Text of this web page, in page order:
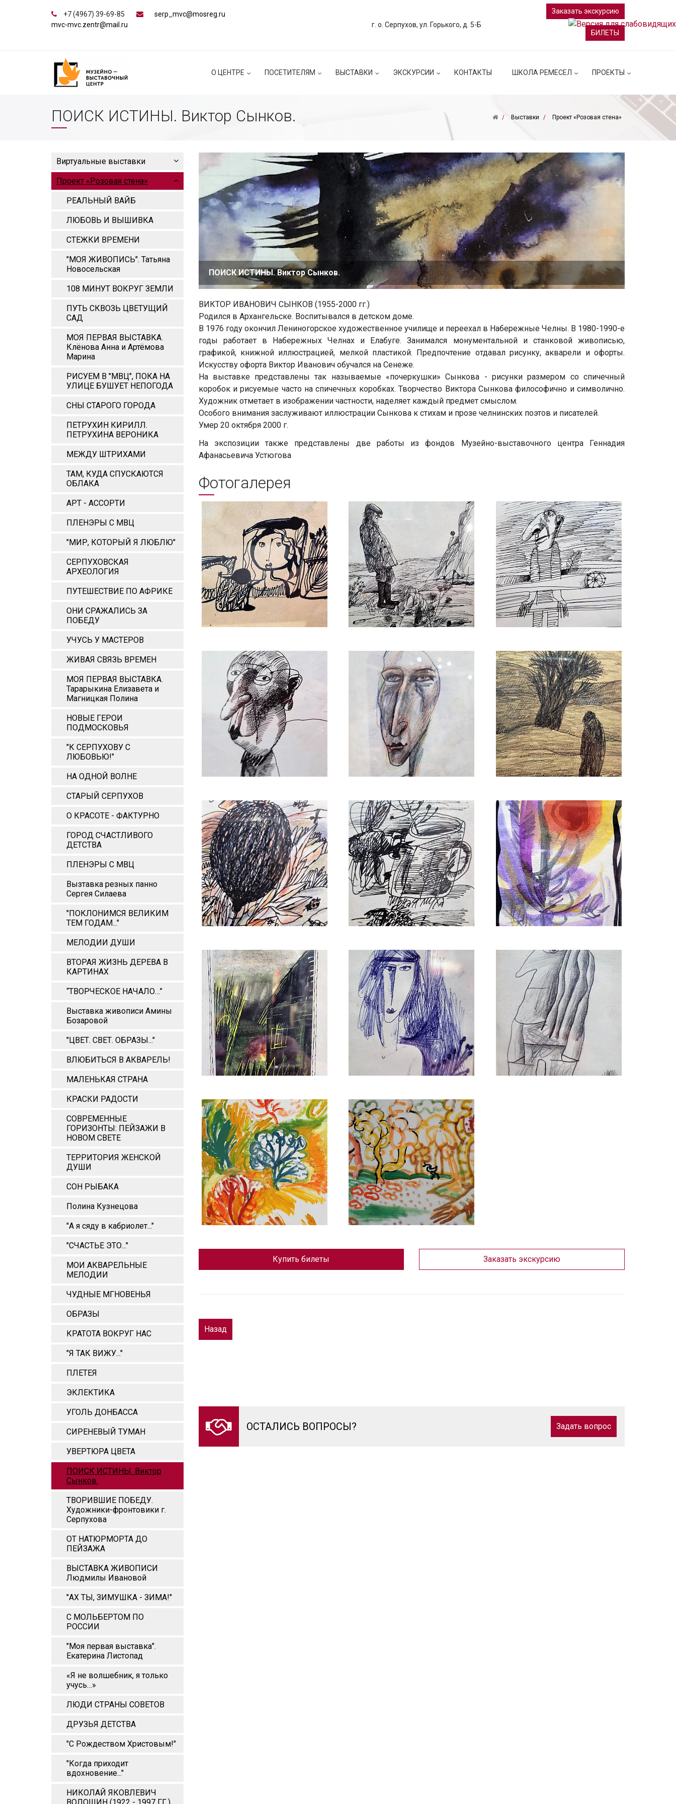
+7 (4967) 39-69-85
serp_mvc@mosreg.ru
mvc-mvc.zentr@mail.ru
г. о. Серпухов, ул. Горького, д. 5-Б
Заказать экскурсию
БИЛЕТЫ
О ЦЕНТРЕ ПОСЕТИТЕЛЯМ ВЫСТАВКИ ЭКСКУРСИИ КОНТАКТЫ ШКОЛА РЕМЕСЕЛ ПРОЕКТЫ
ПОИСК ИСТИНЫ. Виктор Сынков. Выставки Проект «Розовая стена»
Виртуальные выставки
Проект «Розовая стена»
РЕАЛЬНЫЙ ВАЙБ
ЛЮБОВЬ И ВЫШИВКА
СТЕЖКИ ВРЕМЕНИ
"МОЯ ЖИВОПИСЬ". Татьяна
Новосельская
108 МИНУТ ВОКРУГ ЗЕМЛИ
ПУТЬ СКВОЗЬ ЦВЕТУЩИЙ
САД
МОЯ ПЕРВАЯ ВЫСТАВКА.
Клёнова Анна и Артёмова
Марина
РИСУЕМ В "МВЦ", ПОКА НА
УЛИЦЕ БУШУЕТ НЕПОГОДА
СНЫ СТАРОГО ГОРОДА
ПЕТРУХИН КИРИЛЛ.
ПЕТРУХИНА ВЕРОНИКА
МЕЖДУ ШТРИХАМИ
ТАМ, КУДА СПУСКАЮТСЯ
ОБЛАКА
АРТ - АССОРТИ
ПЛЕНЭРЫ С МВЦ
"МИР, КОТОРЫЙ Я ЛЮБЛЮ"
СЕРПУХОВСКАЯ
АРХЕОЛОГИЯ
ПУТЕШЕСТВИЕ ПО АФРИКЕ
ОНИ СРАЖАЛИСЬ ЗА
ПОБЕДУ
УЧУСЬ У МАСТЕРОВ
ЖИВАЯ СВЯЗЬ ВРЕМЕН
МОЯ ПЕРВАЯ ВЫСТАВКА.
Тарарыкина Елизавета и
Магницкая Полина
НОВЫЕ ГЕРОИ
ПОДМОСКОВЬЯ
"К СЕРПУХОВУ С
ЛЮБОВЬЮ!"
НА ОДНОЙ ВОЛНЕ
СТАРЫЙ СЕРПУХОВ
О КРАСОТЕ - ФАКТУРНО
ГОРОД СЧАСТЛИВОГО
ДЕТСТВА
ПЛЕНЭРЫ С МВЦ
Вызтавка резных панно
Сергея Силаева
"ПОКЛОНИМСЯ ВЕЛИКИМ
ТЕМ ГОДАМ..."
МЕЛОДИИ ДУШИ
ВТОРАЯ ЖИЗНЬ ДЕРЕВА В
КАРТИНАХ
“ТВОРЧЕСКОЕ НАЧАЛО…”
Выставка живописи Амины
Бозаровой
"ЦВЕТ. СВЕТ. ОБРАЗЫ..."
ВЛЮБИТЬСЯ В АКВАРЕЛЬ!
МАЛЕНЬКАЯ СТРАНА
КРАСКИ РАДОСТИ
СОВРЕМЕННЫЕ
ГОРИЗОНТЫ: ПЕЙЗАЖИ В
НОВОМ СВЕТЕ
ТЕРРИТОРИЯ ЖЕНСКОЙ
ДУШИ
СОН РЫБАКА
Полина Кузнецова
"А я сяду в кабриолет..."
"СЧАСТЬЕ ЭТО..."
МОИ АКВАРЕЛЬНЫЕ
МЕЛОДИИ
ЧУДНЫЕ МГНОВЕНЬЯ
ОБРАЗЫ
КРАТОТА ВОКРУГ НАС
"Я ТАК ВИЖУ..."
ПЛЕТЕЯ
ЭКЛЕКТИКА
УГОЛЬ ДОНБАССА
СИРЕНЕВЫЙ ТУМАН
УВЕРТЮРА ЦВЕТА
ПОИСК ИСТИНЫ. Виктор
Сынков.
ТВОРИВШИЕ ПОБЕДУ.
Художники-фронтовики г.
Серпухова
ОТ НАТЮРМОРТА ДО
ПЕЙЗАЖА
ВЫСТАВКА ЖИВОПИСИ
Людмилы Ивановой
"АХ ТЫ, ЗИМУШКА - ЗИМА!"
С МОЛЬБЕРТОМ ПО
РОССИИ
"Моя первая выставка".
Екатерина Листопад
«Я не волшебник, я только
учусь…»
ЛЮДИ СТРАНЫ СОВЕТОВ
ДРУЗЬЯ ДЕТСТВА
"С Рождеством Христовым!"
"Когда приходит
вдохновение..."
НИКОЛАЙ ЯКОВЛЕВИЧ
ПОИСК ИСТИНЫ. Виктор Сынков.
ВИКТОР ИВАНОВИЧ СЫНКОВ (1955-2000 гг.)
Родился в Архангельске. Воспитывался в детском доме.
В 1976 году окончил Лениногорское художественное училище и переехал в Набережные Челны. В 1980-1990-е
годы работает в Набережных Челнах и Елабуге. Занимался монументальной и станковой живописью,
графикой, книжной иллюстрацией, мелкой пластикой. Предпочтение отдавал рисунку, акварели и офорты.
Искусству офорта Виктор Иванович обучался на Сенеже.
На выставке представлены так называемые «почеркушки» Сынкова - рисунки размером со спичечный
коробок и рисуемые часто на спичечных коробках. Творчество Виктора Сынкова философично и символично.
Художник отметает в изображении частности, наделяет каждый предмет смыслом.
Особого внимания заслуживают иллюстрации Сынкова к стихам и прозе челнинских поэтов и писателей.
Умер 20 октября 2000 г.
На экспозиции также представлены две работы из фондов Музейно-выставочного центра Геннадия
Афанасьевича Устюгова
Фотогалерея
Купить билеты Заказать экскурсию
Назад
ОСТАЛИСЬ ВОПРОСЫ? Задать вопрос